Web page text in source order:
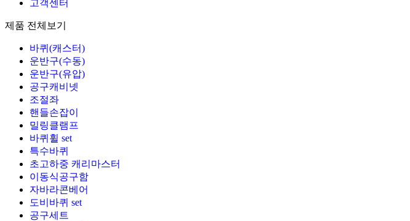
고객센터
제품 전체보기
바퀴(캐스터)
운반구(수동)
운반구(유압)
공구캐비넷
조절좌
핸들손잡이
밀링클램프
바퀴휠 set
특수바퀴
초고하중 캐리마스터
이동식공구함
자바라콘베어
도비바퀴 set
공구세트